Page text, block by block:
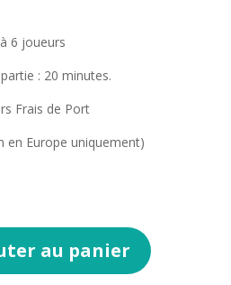
6 joueurs
: 20 minutes.
Frais de Port
en Europe uniquement)
au panier
l